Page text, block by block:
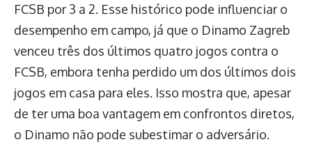
FCSB por 3 a 2. Esse histórico pode influenciar o
desempenho em campo, já que o Dinamo Zagreb
venceu três dos últimos quatro jogos contra o
FCSB, embora tenha perdido um dos últimos dois
jogos em casa para eles. Isso mostra que, apesar
de ter uma boa vantagem em confrontos diretos,
o Dinamo não pode subestimar o adversário.